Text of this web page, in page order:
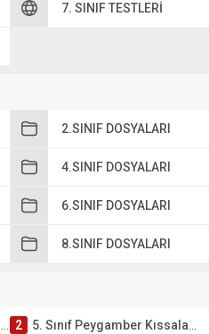
7. SINIF TESTLERI
2.SINIF DOSYALARI
4.SINIF DOSYALARI
6.SINIF DOSYALARI
8.SINIF DOSYALARI
2 5. Sınıf Peygamber Kıssaları Ünite Testi – Online Çöz